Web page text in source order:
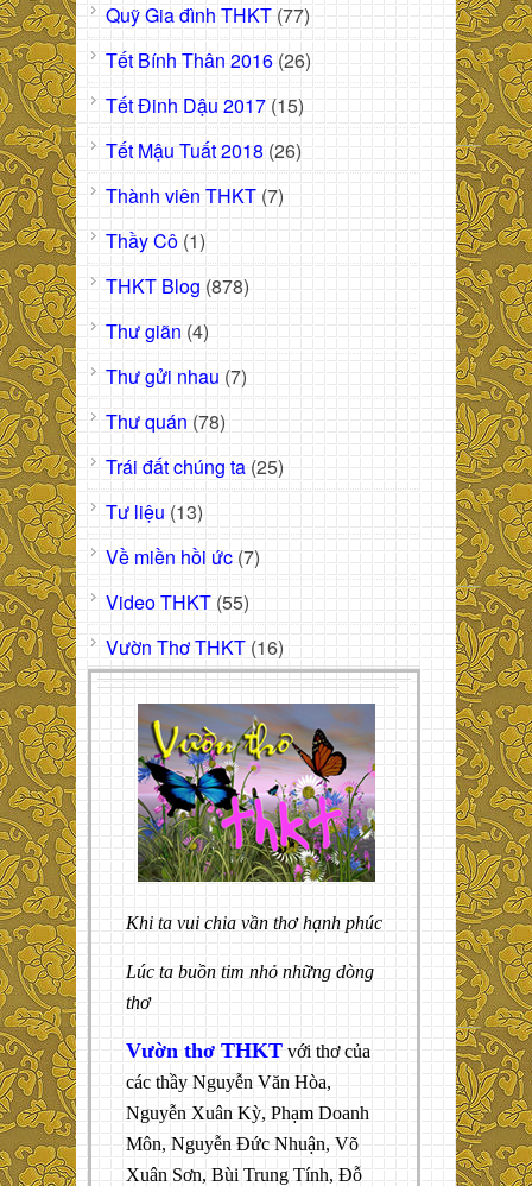
Quỹ Gia đình THKT (77)
Tết Bính Thân 2016 (26)
Tết Đinh Dậu 2017 (15)
Tết Mậu Tuất 2018 (26)
Thành viên THKT (7)
Thầy Cô (1)
THKT Blog (878)
Thư giãn (4)
Thư gửi nhau (7)
Thư quán (78)
Trái đất chúng ta (25)
Tư liệu (13)
Về miền hồi ức (7)
Video THKT (55)
Vườn Thơ THKT (16)
Khi ta vui chia vần thơ hạnh phúc
Lúc ta buồn tim nhỏ những dòng
thơ
Vườn thơ THKT với thơ của
các thầy Nguyễn Văn Hòa,
Nguyễn Xuân Kỳ, Phạm Doanh
Môn, Nguyễn Đức Nhuận, Võ
Xuân Sơn, Bùi Trung Tính, Đỗ